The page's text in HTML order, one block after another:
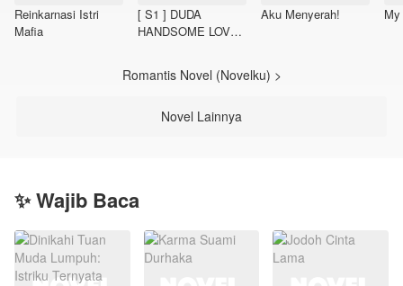
Reinkarnasi Istri
Mafia
[ S1 ] DUDA
HANDSOME LOVE
Aku Menyerah!
Romantis Novel (Novelku) >
Novel Lainnya
✨ Wajib Baca